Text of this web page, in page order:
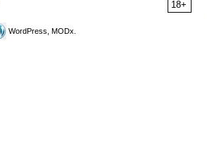
18+
WordPress, MODx.